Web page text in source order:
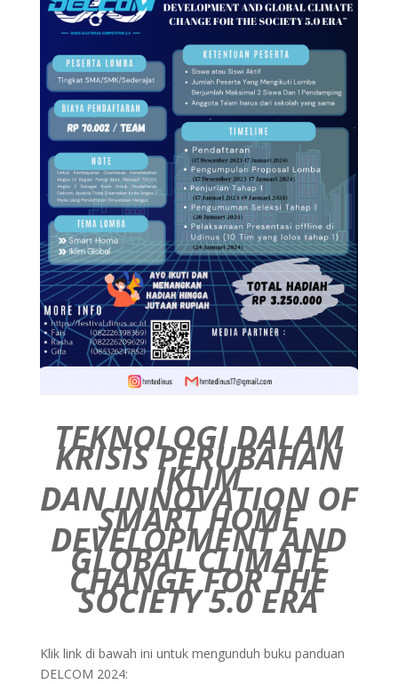
TEKNOLOGI DALAM
KRISIS PERUBAHAN
IKLIM
DAN INNOVATION OF
SMART HOME
DEVELOPMENT AND
GLOBAL CLIMATE
CHANGE FOR THE
SOCIETY 5.0 ERA
Klik link di bawah ini untuk mengunduh buku panduan
DELCOM 2024: